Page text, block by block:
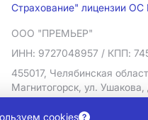
Страхование" лицензии ОС
ООО "ПРЕМЬЕР"
ИНН: 9727048957 / КПП:
455017, Челябинская
Магнитогорск, ул.
Политика в отношении
cookies